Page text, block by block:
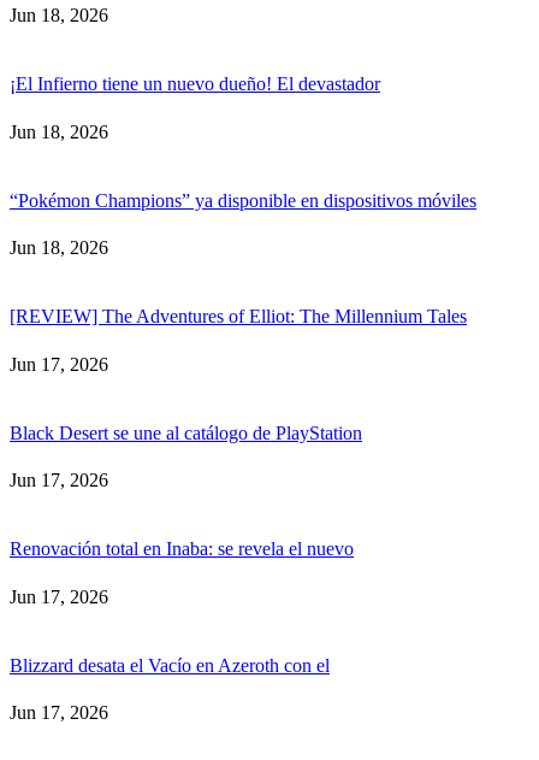
Jun 18, 2026
¡El Infierno tiene un nuevo dueño! El devastador
Jun 18, 2026
“Pokémon Champions” ya disponible en dispositivos móviles
Jun 18, 2026
[REVIEW] The Adventures of Elliot: The Millennium Tales
Jun 17, 2026
Black Desert se une al catálogo de PlayStation
Jun 17, 2026
Renovación total en Inaba: se revela el nuevo
Jun 17, 2026
Blizzard desata el Vacío en Azeroth con el
Jun 17, 2026